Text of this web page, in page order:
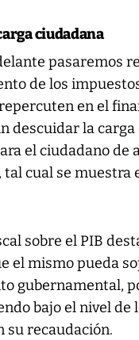
ciudadana
pasaremos
de los
en el
descuidar la carga
el ciudadano de
cual se muestra
sobre el PIB
el mismo pueda
gubernamental,
bajo el nivel de
su recaudación.